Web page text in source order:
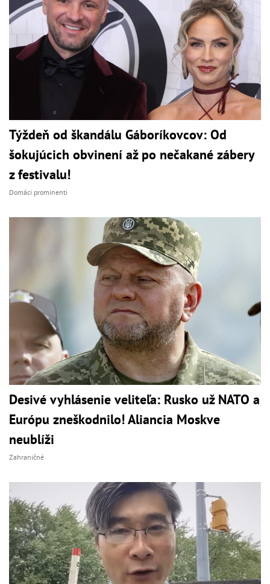
Týždeň od škandálu Gáboríkovcov: Od
šokujúcich obvinení až po nečakané zábery
z festivalu!
Domáci prominenti
Desivé vyhlásenie veliteľa: Rusko už NATO a
Európu zneškodnilo! Aliancia Moskve
neublíži
Zahraničné